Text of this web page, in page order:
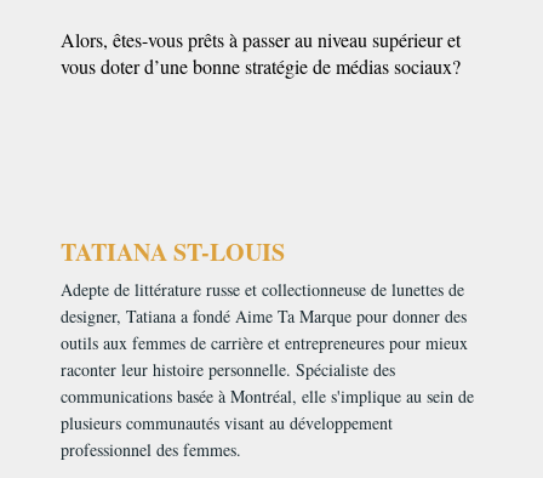
Alors, êtes-vous prêts à passer au niveau supérieur et
vous doter d’une bonne stratégie de médias sociaux?
TATIANA ST-LOUIS
Adepte de littérature russe et collectionneuse de lunettes de
designer, Tatiana a fondé Aime Ta Marque pour donner des
outils aux femmes de carrière et entrepreneures pour mieux
raconter leur histoire personnelle. Spécialiste des
communications basée à Montréal, elle s'implique au sein de
plusieurs communautés visant au développement
professionnel des femmes.